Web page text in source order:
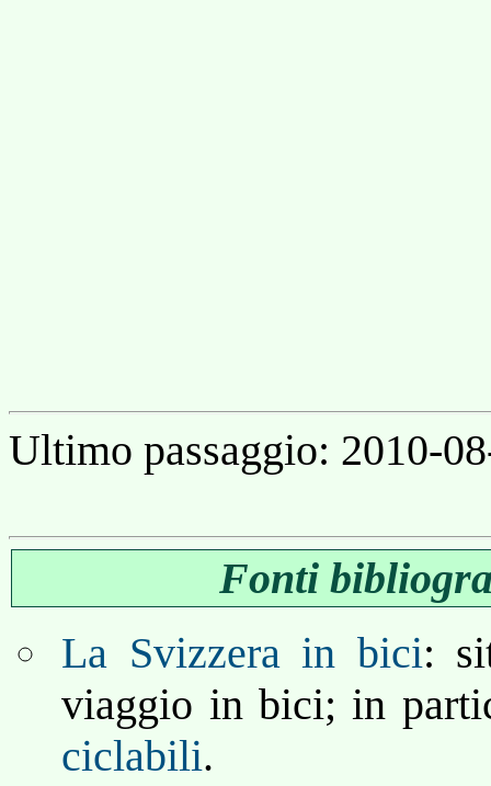
Ultimo passaggio: 2010-
Fonti
La Svizzera in bici:
viaggio in bici; in
ciclabili.